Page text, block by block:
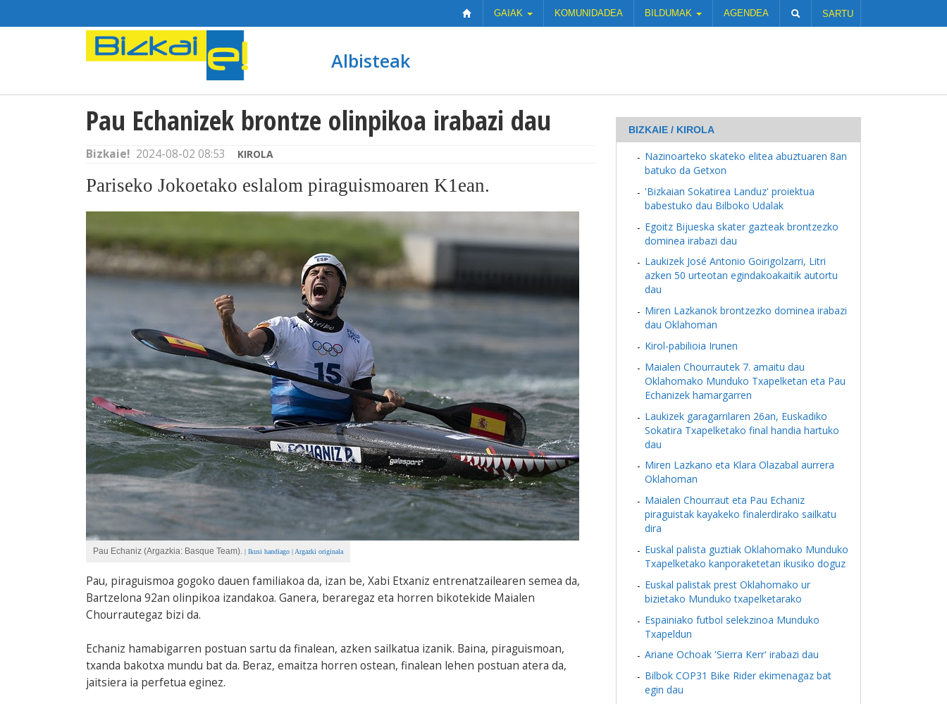
GAIAK KOMUNIDADEA BILDUMAK AGENDEA SARTU
Albisteak
Pau Echanizek brontze olinpikoa irabazi dau
Bizkaie! 2024-08-02 08:53 KIROLA
Pariseko Jokoetako eslalom piraguismoaren K1ean.
Pau Echaniz (Argazkia: Basque Team). | Ikusi handiago | Argazki originala
Pau, piraguismoa gogoko dauen familiakoa da, izan be, Xabi Etxaniz entrenatzailearen semea da,
Bartzelona 92an olinpikoa izandakoa. Ganera, beraregaz eta horren bikotekide Maialen
Chourrautegaz bizi da.
Echaniz hamabigarren postuan sartu da finalean, azken sailkatua izanik. Baina, piraguismoan,
txanda bakotxa mundu bat da. Beraz, emaitza horren ostean, finalean lehen postuan atera da,
jaitsiera ia perfetua eginez.
BIZKAIE / KIROLA
Nazinoarteko skateko elitea abuztuaren 8an
batuko da Getxon
'Bizkaian Sokatirea Landuz' proiektua
babestuko dau Bilboko Udalak
Egoitz Bijueska skater gazteak brontzezko
dominea irabazi dau
Laukizek José Antonio Goirigolzarri, Litri
azken 50 urteotan egindakoakaitik autortu
dau
Miren Lazkanok brontzezko dominea irabazi
dau Oklahoman
Kirol-pabilioia Irunen
Maialen Chourrautek 7. amaitu dau
Oklahomako Munduko Txapelketan eta Pau
Echanizek hamargarren
Laukizek garagarrilaren 26an, Euskadiko
Sokatira Txapelketako final handia hartuko
dau
Miren Lazkano eta Klara Olazabal aurrera
Oklahoman
Maialen Chourraut eta Pau Echaniz
piraguistak kayakeko finalerdirako sailkatu
dira
Euskal palista guztiak Oklahomako Munduko
Txapelketako kanporaketetan ikusiko doguz
Euskal palistak prest Oklahomako ur
bizietako Munduko txapelketarako
Espainiako futbol selekzinoa Munduko
Txapeldun
Ariane Ochoak 'Sierra Kerr' irabazi dau
Bilbok COP31 Bike Rider ekimenagaz bat
egin dau